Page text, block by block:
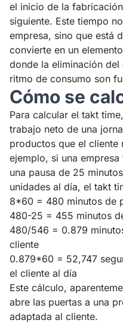
el inicio de la
siguiente. Este tiempo
empresa, sino que está
convierte en un
donde la eliminación
ritmo de consumo son
Cómo se
Para calcular el takt
trabajo neto de una
productos que el cliente
ejemplo, si una
una pausa de 25
unidades al día, el takt
8*60 = 480 minutos de
480-25 = 455 minutos
480/546 = 0.879
cliente
0.879*60 = 52,747
el cliente al día
Este cálculo,
abre las puertas a una
adaptada al cliente.